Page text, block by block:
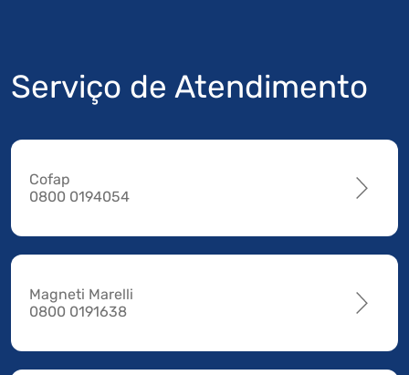
Serviço de Atendimento
Cofap
0800 0194054
Magneti Marelli
0800 0191638